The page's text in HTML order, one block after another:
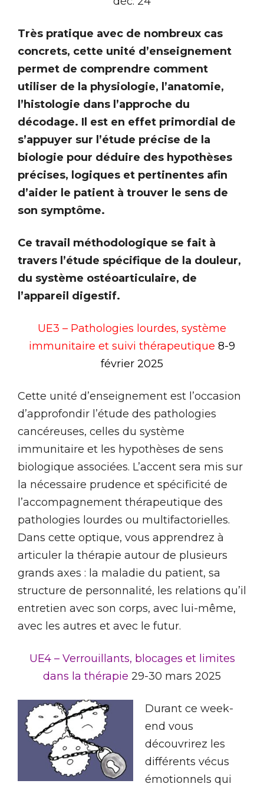
Très pratique avec de nombreux cas
concrets, cette unité d’enseignement
permet de comprendre comment
utiliser de la physiologie, l’anatomie,
l’histologie dans l’approche du
décodage. Il est en effet primordial de
s’appuyer sur l’étude précise de la
biologie pour déduire des hypothèses
précises, logiques et pertinentes afin
d’aider le patient à trouver le sens de
son symptôme.
Ce travail méthodologique se fait à
travers l’étude spécifique de la douleur,
du système ostéoarticulaire, de
l’appareil digestif.
UE3 – Pathologies lourdes, système
immunitaire et suivi thérapeutique 8-9
février 2025
Cette unité d’enseignement est l’occasion
d’approfondir l’étude des pathologies
cancéreuses, celles du système
immunitaire et les hypothèses de sens
biologique associées. L’accent sera mis sur
la nécessaire prudence et spécificité de
l’accompagnement thérapeutique des
pathologies lourdes ou multifactorielles.
Dans cette optique, vous apprendrez à
articuler la thérapie autour de plusieurs
grands axes : la maladie du patient, sa
structure de personnalité, les relations qu’il
entretien avec son corps, avec lui-même,
avec les autres et avec le futur.
UE4 – Verrouillants, blocages et limites
dans la thérapie 29-30 mars 2025
Durant ce week-
end vous
découvrirez les
différents vécus
émotionnels qui